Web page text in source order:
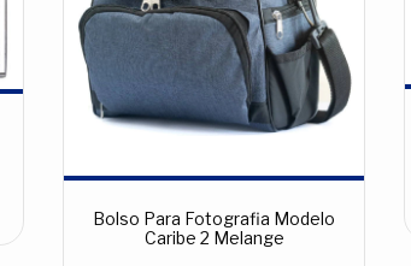
Bolso Para Fotografia Modelo
Caribe 2 Melange